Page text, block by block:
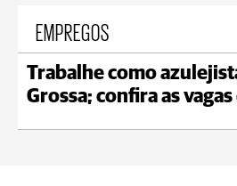
EMPREGOS
Trabalhe como
Grossa; confira as